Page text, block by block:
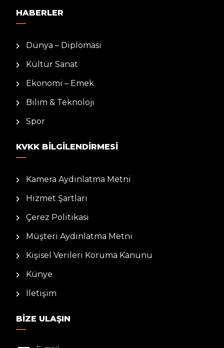
HABERLER
Dünya – Diplomasi
Kültür Sanat
Ekonomi – Emek
Bilim & Teknoloji
Spor
KVKK BILGILENDIRMESI
Kamera Aydınlatma Metni
Hizmet Şartları
Çerez Politikası
Müşteri Aydınlatma Metni
Kişisel Verileri Koruma Kanunu
Künye
İletişim
BIZE ULAŞIN